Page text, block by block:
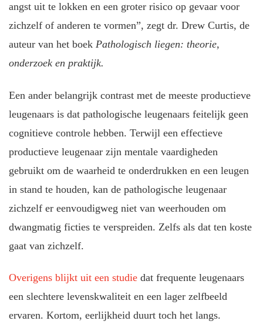
angst uit te lokken en een groter risico op gevaar voor
zichzelf of anderen te vormen”, zegt dr. Drew Curtis, de
auteur van het boekPathologisch liegen: theorie,
onderzoek en praktijk.
Een ander belangrijk contrast met de meeste productieve
leugenaars is dat pathologische leugenaars feitelijk geen
cognitieve controle hebben. Terwijl een effectieve
productieve leugenaar zijn mentale vaardigheden
gebruikt om de waarheid te onderdrukken en een leugen
in stand te houden, kan de pathologische leugenaar
zichzelf er eenvoudigweg niet van weerhouden om
dwangmatig ficties te verspreiden. Zelfs als dat ten koste
gaat van zichzelf.
Overigens blijkt uit een studiedat frequente leugenaars
een slechtere levenskwaliteit en een lager zelfbeeld
ervaren. Kortom, eerlijkheid duurt toch het langs.